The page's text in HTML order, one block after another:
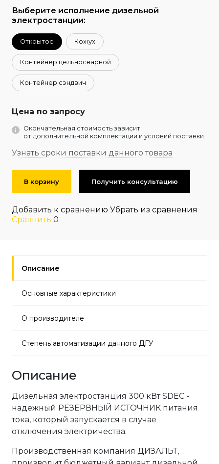
Выберите исполнение дизельной
электростанции:
Открытое Кожух
Контейнер цельносварной
Контейнер сэндвич
Цена по запросу
Окончательная стоимость зависит
от дополнительной комплектации и условий поставки.
Узнать сроки поставки данного товара
В корзину Получить консультацию
Добавить к сравнению Убрать из сравнения
Сравнить 0
Описание
Основные характеристики
О производителе
Степень автоматизации данного ДГУ
Описание
Дизельная электростанция 300 кВт SDEC -
надежный РЕЗЕРВНЫЙ ИСТОЧНИК питания
тока, который запускается в случае
отключения электричества.
Производственная компания ДИЗАЛЬТ,